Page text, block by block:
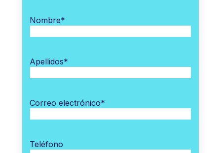
Nombre*
Apellidos*
Correo electrónico*
Teléfono